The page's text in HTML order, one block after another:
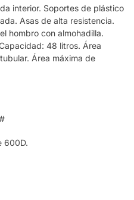
interior. Soportes de plástico
Asas de alta resistencia.
hombro con almohadilla.
48 litros. Área
Área máxima de
600D.